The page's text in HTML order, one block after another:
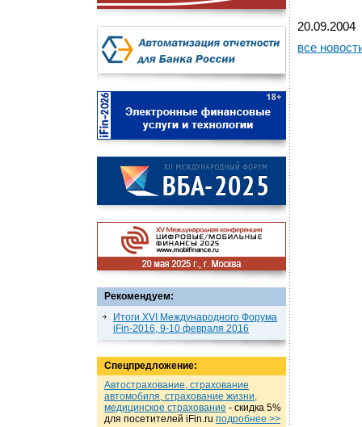
Рекомендуем:
Итоги XVI Международного Форума
iFin-2016, 9-10 февраля 2016
Спецпредложение:
Автострахование, страхование
автомобиля, страхование жизни,
медицинское страхование - cкидка 5%
для посетителей iFin.ru подробнеe >>
20.09.2004
все